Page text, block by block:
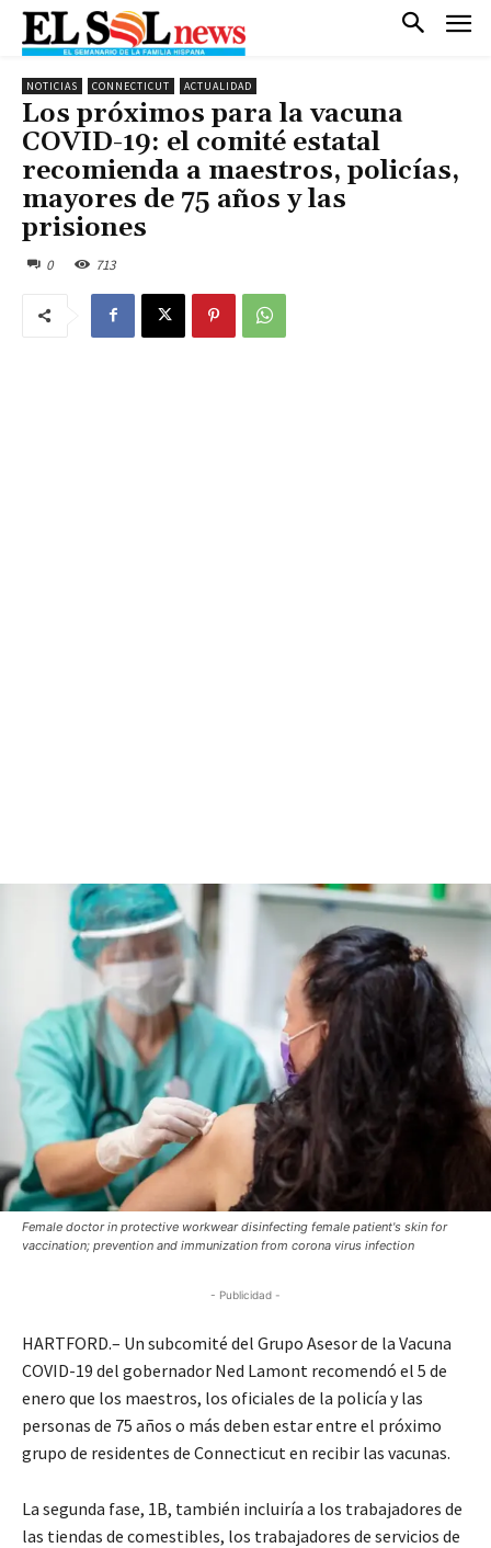
NOTICIAS CONNECTICUT ACTUALIDAD
Los próximos para la vacuna
COVID-19: el comité estatal
recomienda a maestros, policías,
mayores de 75 años y las
prisiones
0 713
Female doctor in protective workwear disinfecting female patient's skin for
vaccination; prevention and immunization from corona virus infection
- Publicidad -
HARTFORD.– Un subcomité del Grupo Asesor de la Vacuna
COVID-19 del gobernador Ned Lamont recomendó el 5 de
enero que los maestros, los oficiales de la policía y las
personas de 75 años o más deben estar entre el próximo
grupo de residentes de Connecticut en recibir las vacunas.
La segunda fase, 1B, también incluiría a los trabajadores de
las tiendas de comestibles, los trabajadores de servicios de